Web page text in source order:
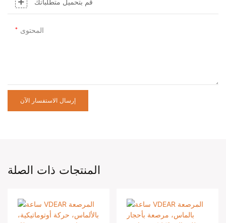
قم بتحميل متطلباتك
المحتوى
إرسال الاستفسار الآن
المنتجات ذات الصلة